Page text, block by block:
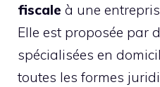
fiscale à une
Elle est proposée par
spécialisées en
toutes les formes